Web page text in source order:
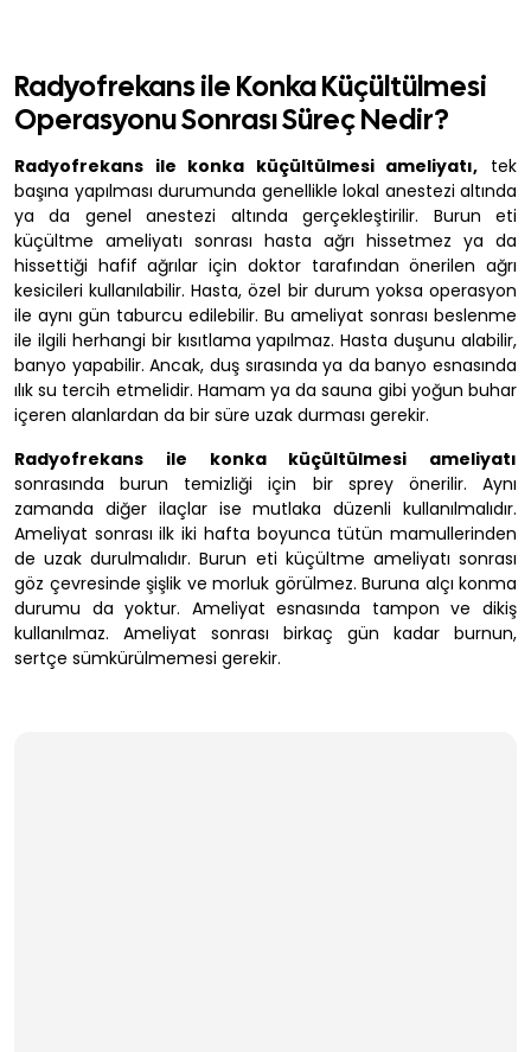
Radyofrekans ile Konka Küçültülmesi
Operasyonu Sonrası Süreç Nedir?
Radyofrekans ile konka küçültülmesi ameliyatı, tek
başına yapılması durumunda genellikle lokal anestezi altında
ya da genel anestezi altında gerçekleştirilir. Burun eti
küçültme ameliyatı sonrası hasta ağrı hissetmez ya da
hissettiği hafif ağrılar için doktor tarafından önerilen ağrı
kesicileri kullanılabilir. Hasta, özel bir durum yoksa operasyon
ile aynı gün taburcu edilebilir. Bu ameliyat sonrası beslenme
ile ilgili herhangi bir kısıtlama yapılmaz. Hasta duşunu alabilir,
banyo yapabilir. Ancak, duş sırasında ya da banyo esnasında
ılık su tercih etmelidir. Hamam ya da sauna gibi yoğun buhar
içeren alanlardan da bir süre uzak durması gerekir.
Radyofrekans ile konka küçültülmesi ameliyatı
sonrasında burun temizliği için bir sprey önerilir. Aynı
zamanda diğer ilaçlar ise mutlaka düzenli kullanılmalıdır.
Ameliyat sonrası ilk iki hafta boyunca tütün mamullerinden
de uzak durulmalıdır. Burun eti küçültme ameliyatı sonrası
göz çevresinde şişlik ve morluk görülmez. Buruna alçı konma
durumu da yoktur. Ameliyat esnasında tampon ve dikiş
kullanılmaz. Ameliyat sonrası birkaç gün kadar burnun,
sertçe sümkürülmemesi gerekir.